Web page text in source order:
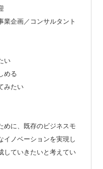
企画／コンサルタント
い
める
みたい
に、既存のビジネスモ
イノベーションを実現し
していきたいと考えてい